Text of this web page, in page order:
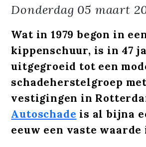
Donderdag 05 maart
Wat in 1979 begon in
kippenschuur, is in 47
uitgegroeid tot een
schadeherstelgroep
vestigingen in
Autoschade is al bijna
eeuw een vaste waarde